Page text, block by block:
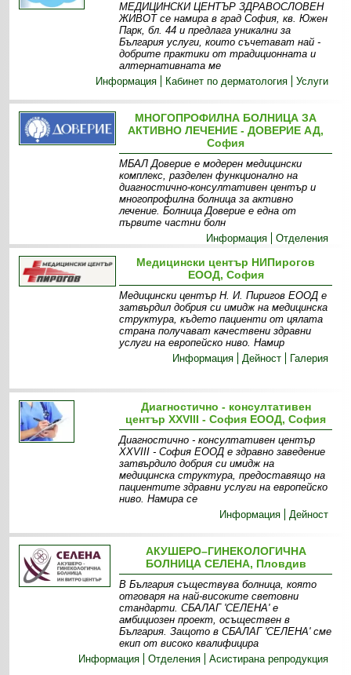
МЕДИЦИНСКИ ЦЕНТЪР ЗДРАВОСЛОВЕН
ЖИВОТ се намира в град София, кв. Южен
Парк, бл. 44 и предлага уникални за
България услуги, които съчетават най -
добрите практики от традиционната и
алтернативната ме
Информация
Кабинет по дерматология Услуги
МНОГОПРОФИЛНА БОЛНИЦА ЗА
АКТИВНО ЛЕЧЕНИЕ - ДОВЕРИЕ АД,
София
МБАЛ Доверие е модерен медицински
комплекс, разделен функционално на
диагностично-консултативен център и
многопрофилна болница за активно
лечение. Болница Доверие е една от
първите частни болн
Информация
Отделения
Медицински център НИПирогов
ЕООД, София
Медицински център Н. И. Пиригов ЕООД е
затвърдил добрия си имидж на медицинска
структура, където пациенти от цялата
страна получават качествени здравни
услуги на европейско ниво. Намир
Информация
Дейност Галерия
Диагностично - консултативен
център XXVIII - София ЕООД, София
Диагностично - консултативен център
XXVIII - София ЕООД е здравно заведение
затвърдило добрия си имидж на
медицинска структура, предоставящо на
пациентите здравни услуги на европейско
ниво. Намира се
Информация
Дейност
АКУШЕРО–ГИНЕКОЛОГИЧНА
БОЛНИЦА СЕЛЕНА, Пловдив
В България съществува болница, която
отговаря на най-високите световни
стандарти. СБАЛАГ 'СЕЛЕНА' е
амбициозен проект, осъществен в
България. Защото в СБАЛАГ 'СЕЛЕНА' сме
екип от високо квалифицира
Информация
Отделения Асистирана репродукция